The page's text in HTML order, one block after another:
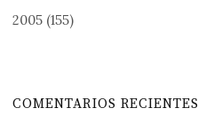
2005 (155)
COMENTARIOS RECIENTES